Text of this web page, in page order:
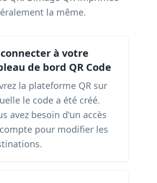
la même.
connecter à votre
de bord QR Code
la plateforme QR sur
le code a été créé.
avez besoin d'un accès
pour modifier les